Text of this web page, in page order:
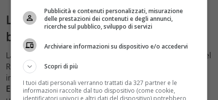
L’importanza del GGG nella cultura
britannica
La lettura di
ha segnato più di una generazione nel
Regno Unito. Il libro è diventato estremamente famoso
in patria così come all’estero e
persino la regina
Elisabetta II vi rientra come personaggio attivo
Pubblicità e contenuti personalizzati, misurazione
delle prestazioni dei contenuti e degli annunci,
ricerche sul pubblico, sviluppo di servizi
Archiviare informazioni su dispositivo e/o accedervi
Scopri di più
I tuoi dati personali verranno trattati da 327 partner e le
informazioni raccolte dal tuo dispositivo (come cookie,
identificatori univoci e altri dati del dispositivo) potrebbero